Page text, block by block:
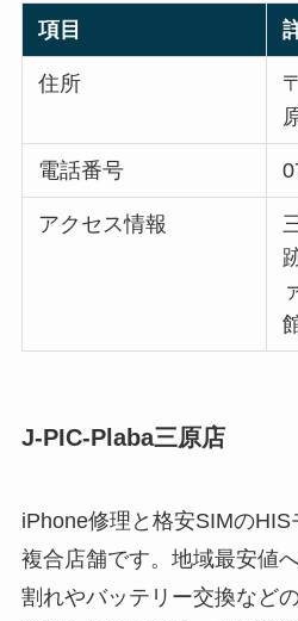
項目
住所
電話番号
アクセス情報
J-PIC-Plaba三原店
iPhone修理と格安SIMの
複合店舗です。地域最安値
割れやバッテリー交換など